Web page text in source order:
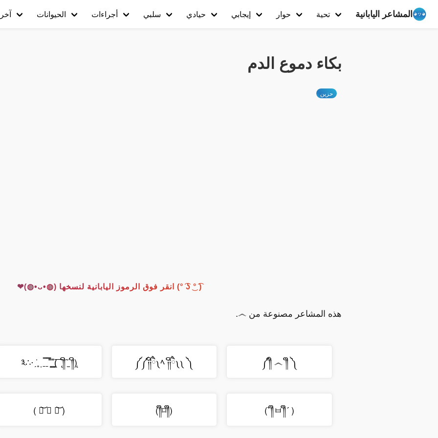
المشاعر اليابانية تحية حوار إيجابي حيادي سلبي أجراءات الحيوانات آخر
بكاء دموع الدم
حزين
( ͡° ͜ʖ ͡°) انقر فوق الرموز اليابانية لنسخها (◍•ᴗ•◍)❤
هذه المشاعر مصنوعة من ෴.
༼ ༎ຶ ෴ ༎ຶ༽
༼ ༏༏ີཻ༾ﾍ ༏༏ີཻ༾༾༽༽
̨(༎ິ῀̫ ༎ິ ̨ )͞˭̳̳̳˭̳̳̳ˍ̿̿ˍ̿ˌ˳ˏ̇⋅∴༣
( ´༎ຶㅂ༎ຶ`)
(༎ຶ⌑༎ຶ)
( ཀ͝ ∧ ཀ͝ )